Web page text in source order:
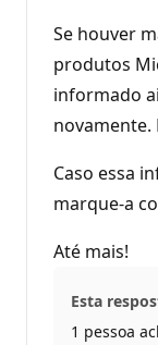
Se houver
produtos
informado
novamente.
Caso essa
marque-a
Até mais!
Esta
1 pessoa